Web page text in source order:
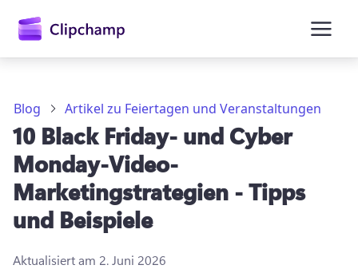
Anmelden
Blog Artikel zu Feiertagen und Veranstaltungen
10 Black Friday- und Cyber
Monday-Video-
Marketingstrategien - Tipps
und Beispiele
Aktualisiert am 2. Juni 2026